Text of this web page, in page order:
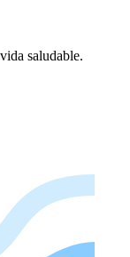
saludable.